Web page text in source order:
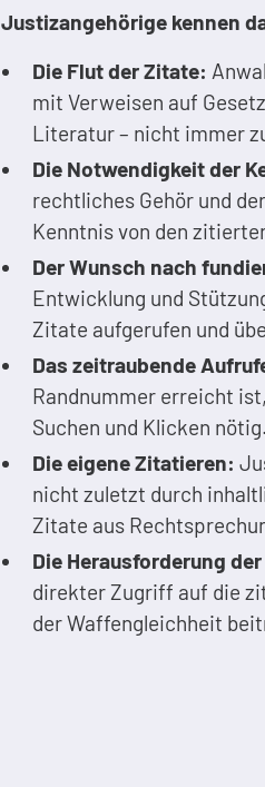
Justizangehörige kennen
Die Flut der Zitate:
mit Verweisen auf
Literatur – nicht immer
Die Notwendigkeit der
rechtliches Gehör und
Kenntnis von den
Der Wunsch nach
Entwicklung und
Zitate aufgerufen und
Das zeitraubende
Randnummer erreicht
Suchen und Klicken nötig.
Die eigene Zitatieren:
nicht zuletzt durch
Zitate aus
Die Herausforderung
direkter Zugriff auf die
der Waffengleichheit